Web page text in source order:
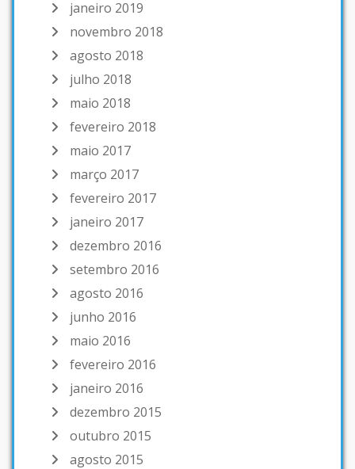
janeiro 2019
novembro 2018
agosto 2018
julho 2018
maio 2018
fevereiro 2018
maio 2017
março 2017
fevereiro 2017
janeiro 2017
dezembro 2016
setembro 2016
agosto 2016
junho 2016
maio 2016
fevereiro 2016
janeiro 2016
dezembro 2015
outubro 2015
agosto 2015